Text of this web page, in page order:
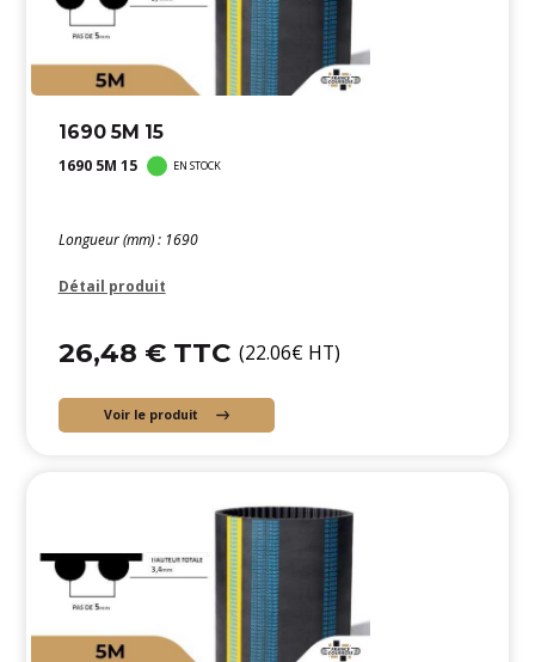
1690 5M 15
1690 5M 15 EN STOCK
Longueur (mm) : 1690
Détail produit
26,48 € TTC (22.06€ HT)
Voir le produit